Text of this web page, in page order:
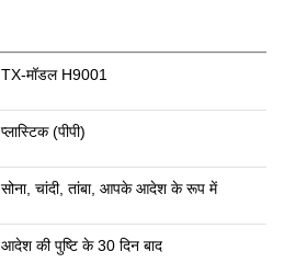
TX-मॉडल H9001
प्लास्टिक (पीपी)
सोना, चांदी, तांबा, आपके आदेश के रूप में
आदेश की पुष्टि के 30 दिन बाद